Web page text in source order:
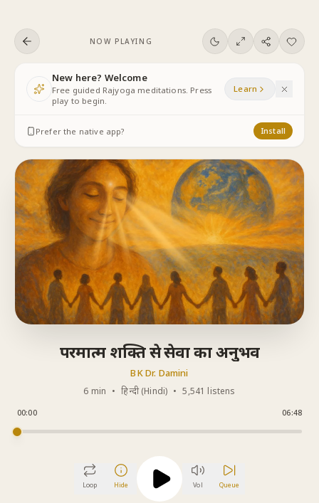
NOW PLAYING
New here? Welcome
Free guided Rajyoga meditations. Press
play to begin.
Learn
Prefer the native app? Install
परमात्म शक्ति से सेवा का अनुभव
BK Dr. Damini
6 min • हिन्दी (Hindi) • 5,541 listens
00:00 06:48
Loop Hide Vol Queue